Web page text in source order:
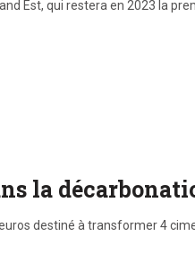
Est, qui restera en 2023 la
la
destiné à transformer 4